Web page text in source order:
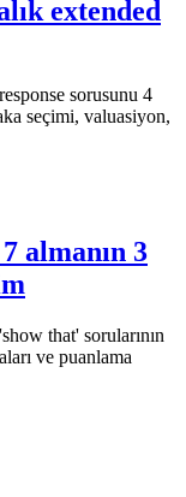
extended
sorusunu 4
seçimi, valuasiyon,
almanın 3
that' sorularının
ve puanlama